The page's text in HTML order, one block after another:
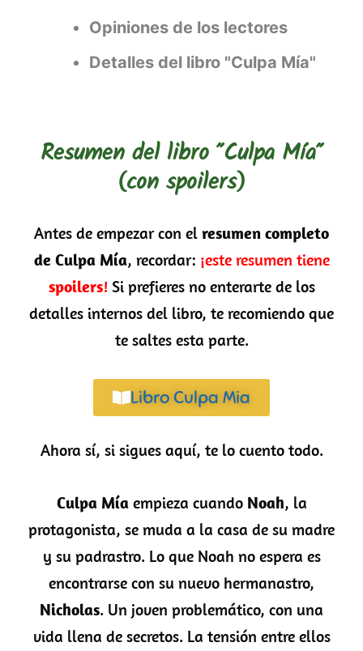
Opiniones de los lectores
Detalles del libro "Culpa Mía"
Resumen del libro "Culpa Mía"
(con spoilers)
Antes de empezar con el resumen completo
de Culpa Mía, recordar: ¡este resumen tiene
spoilers! Si prefieres no enterarte de los
detalles internos del libro, te recomiendo que
te saltes esta parte.
Libro Culpa Mia
Ahora sí, si sigues aquí, te lo cuento todo.
Culpa Míaempieza cuando Noah, la
protagonista, se muda a la casa de su madre
y su padrastro. Lo que Noah no espera es
encontrarse con su nuevo hermanastro,
Nicholas. Un joven problemático, con una
vida llena de secretos. La tensión entre ellos